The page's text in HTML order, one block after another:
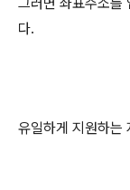
다.
유일하게 지원하는